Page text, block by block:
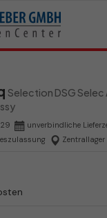
Selection DSG Selec
unverbindliche
Zentrallager